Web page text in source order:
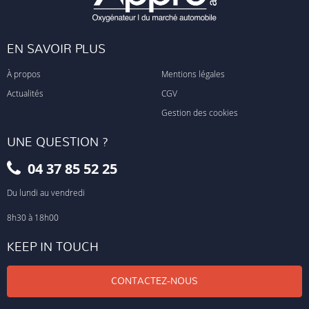
EN SAVOIR PLUS
À propos
Actualités
Mentions légales
CGV
Gestion des cookies
UNE QUESTION ?
04 37 85 52 25
Du lundi au vendredi
8h30 à 18h00
KEEP IN TOUCH
CONTACTEZ-NOUS